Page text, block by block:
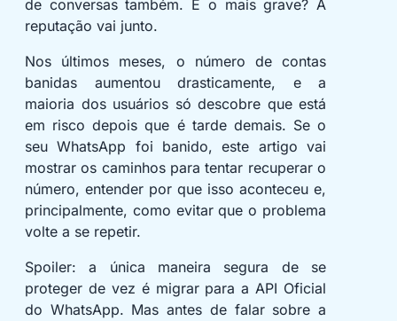
de conversas também. E o mais grave? A
reputação vai junto.
Nos últimos meses, o número de contas
banidas aumentou drasticamente, e a
maioria dos usuários só descobre que está
em risco depois que é tarde demais. Se o
seu WhatsApp foi banido, este artigo vai
mostrar os caminhos para tentar recuperar o
número, entender por que isso aconteceu e,
principalmente, como evitar que o problema
volte a se repetir.
Spoiler: a única maneira segura de se
proteger de vez é migrar para a API Oficial
do WhatsApp. Mas antes de falar sobre a